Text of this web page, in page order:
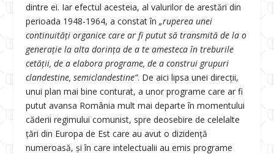
dintre ei. Iar efectul acesteia, al valurilor de arestări din
perioada 1948-1964, a constat în„ruperea unei
continuități organice care ar fi putut să transmită de la o
generație la alta dorința de a te amesteca în treburile
cetății, de a elabora programe, de a construi grupuri
clandestine, semiclandestine”. De aici lipsa unei direcții,
unui plan mai bine conturat, a unor programe care ar fi
putut avansa România mult mai departe în momentului
căderii regimului comunist, spre deosebire de celelalte
țări din Europa de Est care au avut o dizidență
numeroasă, și în care intelectualii au emis programe